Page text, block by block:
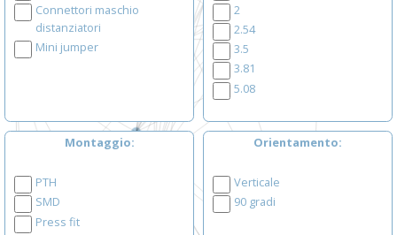
Connettori maschio
distanziatori
Mini jumper
2
2.54
3.5
3.81
5.08
Montaggio
PTH
SMD
Press fit
Orientamento
Verticale
90 gradi